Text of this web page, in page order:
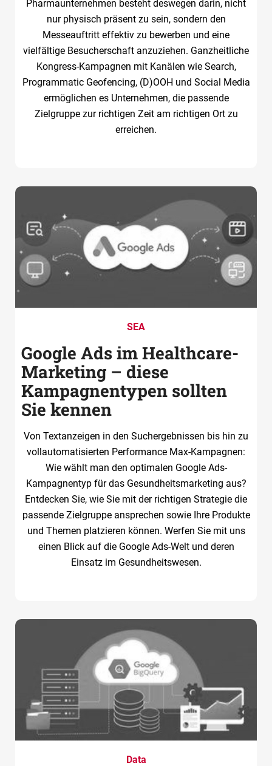
Pharmaunternehmen besteht deswegen darin, nicht
nur physisch präsent zu sein, sondern den
Messeauftritt effektiv zu bewerben und eine
vielfältige Besucherschaft anzuziehen. Ganzheitliche
Kongress-Kampagnen mit Kanälen wie Search,
Programmatic Geofencing, (D)OOH und Social Media
ermöglichen es Unternehmen, die passende
Zielgruppe zur richtigen Zeit am richtigen Ort zu
erreichen.
SEA
Google Ads im Healthcare-
Marketing – diese
Kampagnentypen sollten
Sie kennen
Von Textanzeigen in den Suchergebnissen bis hin zu
vollautomatisierten Performance Max-Kampagnen:
Wie wählt man den optimalen Google Ads-
Kampagnentyp für das Gesundheitsmarketing aus?
Entdecken Sie, wie Sie mit der richtigen Strategie die
passende Zielgruppe ansprechen sowie Ihre Produkte
und Themen platzieren können. Werfen Sie mit uns
einen Blick auf die Google Ads-Welt und deren
Einsatz im Gesundheitswesen.
Data